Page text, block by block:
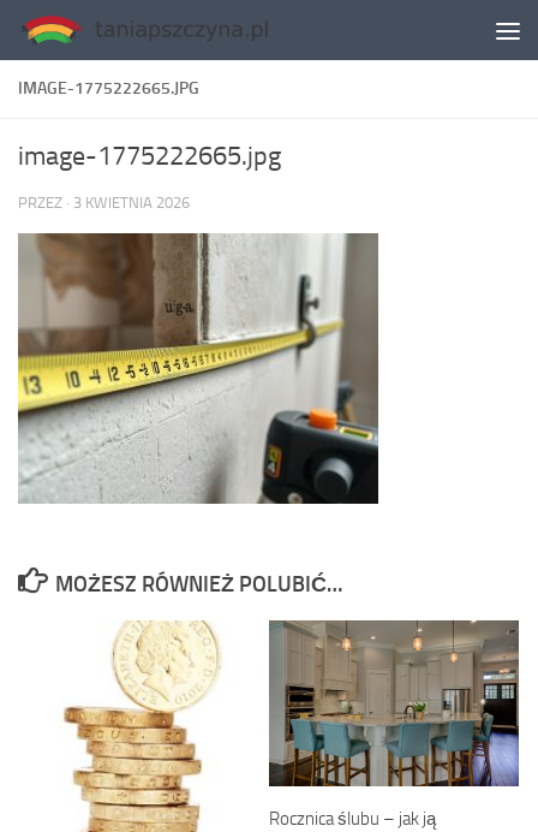
Skip to content
IMAGE-1775222665.JPG
image-1775222665.jpg
PRZEZ · 3 KWIETNIA 2026
MOŻESZ RÓWNIEŻ POLUBIĆ…
Rocznica ślubu – jak ją